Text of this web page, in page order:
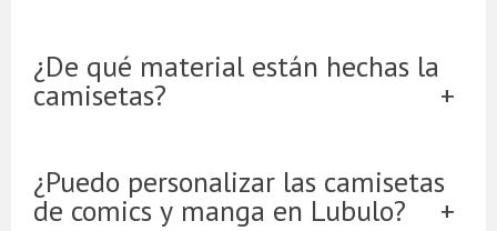
¿De qué material están hechas la
camisetas?
¿Puedo personalizar las camisetas
de comics y manga en Lubulo?